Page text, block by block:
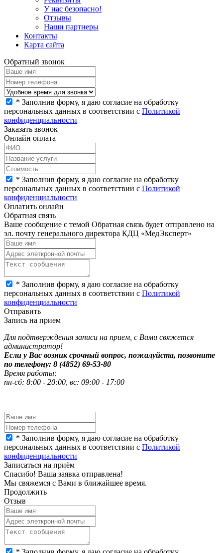
У нас безопасно!
Отзывы
Наши партнеры
Контакты
Карта сайта
Обратный звонок
* Заполнив форму, я даю согласие на обработку
персональных данных в соответствии с Политикой
конфиденциальности
Заказать звонок
Онлайн оплата
* Заполнив форму, я даю согласие на обработку
персональных данных в соответствии с Политикой
конфиденциальности
Оплатить онлайн
Обратная связь
Ваше сообщение с темой Обратная связь будет отправлено на
эл. почту генерального директора КДЦ «МедЭксперт»
* Заполнив форму, я даю согласие на обработку
персональных данных в соответствии с Политикой
конфиденциальности
Отправить
Запись на прием
Для подтверждения записи на прием, с Вами свяжется
администратор!
Если у Вас возник срочный вопрос, пожалуйста, позвоните
по телефону: 8 (4852) 69-53-80
Время работы:
пн-сб: 8:00 - 20:00, вс: 09:00 - 17:00
* Заполнив форму, я даю согласие на обработку
персональных данных в соответствии с Политикой
конфиденциальности
Записаться на приём
Спасибо! Ваша заявка отправлена!
Мы свяжемся с Вами в ближайшее время.
Продолжить
Отзыв